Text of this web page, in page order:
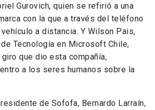
Gurovich, quien se refirió a una
con la que a través del teléfono
a distancia. Y Wilson Pais,
Tecnología en Microsoft Chile,
que dio esta compañía,
a los seres humanos sobre la
de Sofofa, Bernardo Larraín,